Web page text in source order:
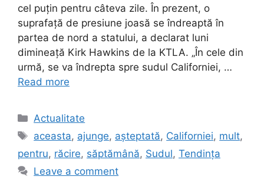
cel puțin pentru câteva zile. În prezent, o
suprafață de presiune joasă se îndreaptă în
partea de nord a statului, a declarat luni
dimineață Kirk Hawkins de la KTLA. „În cele din
urmă, se va îndrepta spre sudul Californiei, …
Read more
Categories
Actualitate
Tags
aceasta, ajunge, așteptată, Californiei, mult,
pentru, răcire, săptămână, Sudul, Tendința
Leave a comment